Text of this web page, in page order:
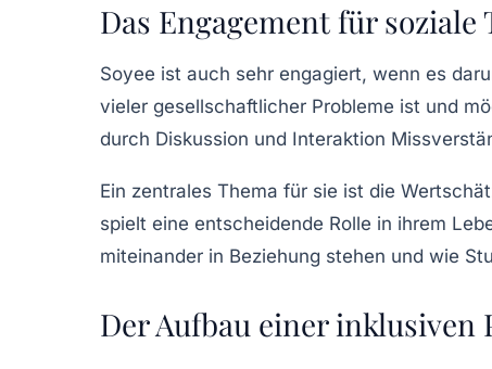
Das Engagement für soziale
Soyee ist auch sehr engagiert, wenn es
vieler gesellschaftlicher Probleme ist und
durch Diskussion und Interaktion
Ein zentrales Thema für sie ist die
spielt eine entscheidende Rolle in ihrem
miteinander in Beziehung stehen und wie
Der Aufbau einer inklusiven